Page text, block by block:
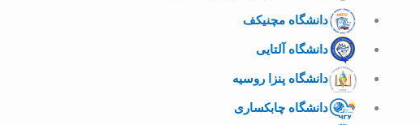
دانشگاه مچنیکف
دانشگاه آلتایی
دانشگاه پنزا روسیه
دانشگاه چابکساری